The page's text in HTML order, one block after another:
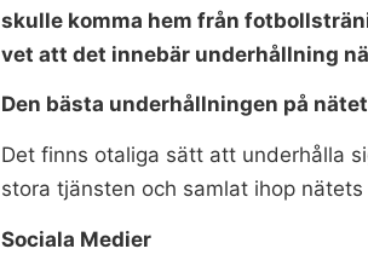
skulle komma hem från
vet att det innebär underhållning
Den bästa underhållningen på nätet
Det finns otaliga sätt att underhålla
stora tjänsten och samlat ihop
Sociala Medier